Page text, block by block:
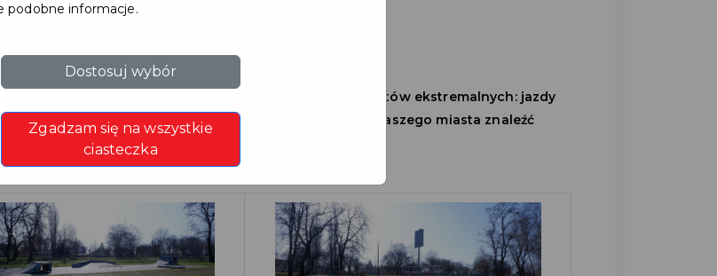
parki
Gdańskim znajdzie się także miejsce dla miłośników sportów ekstremalnych: jazdy
BMX-ie czy wyczynowej jazdy na rolkach. Na terenie naszego miasta znaleźć
skate parki, poniżej ich lokalizacja:
przy Centrum Kultury i Sportu, ul. Chopina 34
podobne informacje.
Dostosuj wybór
Zgadzam się na wszystkie
ciasteczka